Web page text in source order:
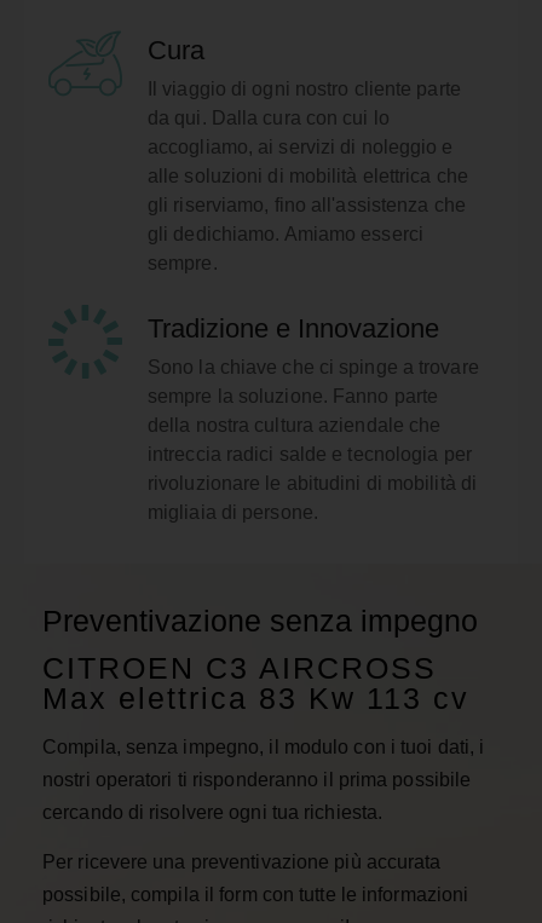
Cura
Il viaggio di ogni nostro cliente parte
da qui. Dalla cura con cui lo
accogliamo, ai servizi di noleggio e
alle soluzioni di mobilità elettrica che
gli riserviamo, fino all'assistenza che
gli dedichiamo. Amiamo esserci
sempre.
Tradizione e Innovazione
Sono la chiave che ci spinge a trovare
sempre la soluzione. Fanno parte
della nostra cultura aziendale che
intreccia radici salde e tecnologia per
rivoluzionare le abitudini di mobilità di
migliaia di persone.
Preventivazione senza impegno
CITROEN C3 AIRCROSS
Max elettrica 83 Kw 113 cv
Compila, senza impegno, il modulo con i tuoi dati, i
nostri operatori ti risponderanno il prima possibile
cercando di risolvere ogni tua richiesta.
Per ricevere una preventivazione più accurata
possibile, compila il form con tutte le informazioni